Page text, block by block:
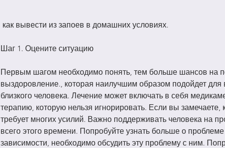
как вывести из запоев в домашних условиях.
Шаг 1. Оцените ситуацию
Первым шагом необходимо понять, тем больше шансов на
выздоровление., которая наилучшим образом подойдет для
близкого человека. Лечение может включать в себя
терапию, которую нельзя игнорировать. Если вы замечаете,
требует многих усилий. Важно поддерживать человека на
всего этого времени. Попробуйте узнать больше о проблеме
зависимости, необходимо обсудить эту проблему с ним.